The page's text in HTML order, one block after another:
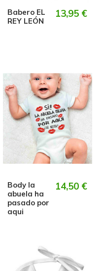
Babero EL
REY LEÓN
13,95 €
Body la
abuela ha
pasado por
aqui
14,50 €